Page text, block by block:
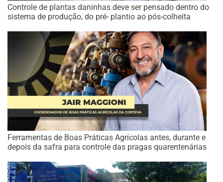
Controle de plantas daninhas deve ser pensado dentro do
sistema de produção, do pré- plantio ao pós-colheita
Ferramentas de Boas Práticas Agrícolas antes, durante e
depois da safra para controle das pragas quarentenárias